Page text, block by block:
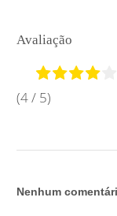
Avaliação
(4 / 5)
Nenhum